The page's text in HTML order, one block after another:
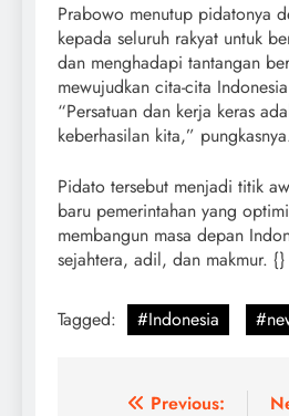
Prabowo menutup pidatonya
kepada seluruh rakyat untuk
dan menghadapi tantangan
mewujudkan cita-cita
“Persatuan dan kerja keras
keberhasilan kita,”
Pidato tersebut menjadi titik
baru pemerintahan yang
membangun masa depan
sejahtera, adil, dan makmur. {}
Tagged: #Indonesia
Previous: